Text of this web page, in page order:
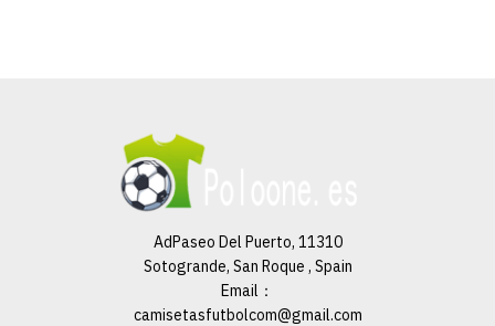
AdPaseo Del Puerto, 11310
Sotogrande, San Roque , Spain
Email：
camisetasfutbolcom@gmail.com